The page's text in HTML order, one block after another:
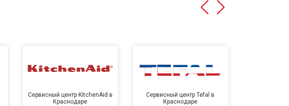
Сервисный центр KitchenAid в
Краснодаре
Сервисный центр Tefal в
Краснодаре